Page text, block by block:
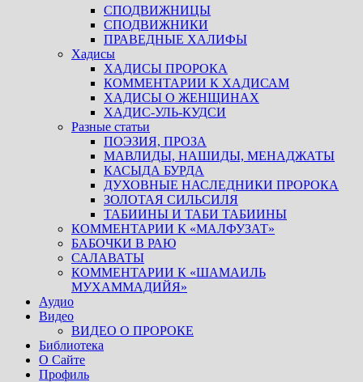
СПОДВИЖНИЦЫ
СПОДВИЖНИКИ
ПРАВЕДНЫЕ ХАЛИФЫ
Хадисы
ХАДИСЫ ПРОРОКА
КОММЕНТАРИИ К ХАДИСАМ
ХАДИСЫ О ЖЕНЩИНАХ
ХАДИС-УЛЬ-КУДСИ
Разные статьи
ПОЭЗИЯ, ПРОЗА
МАВЛИДЫ, НАШИДЫ, МЕНАДЖАТЫ
КАСЫДА БУРДА
ДУХОВНЫЕ НАСЛЕДНИКИ ПРОРОКА
ЗОЛОТАЯ СИЛЬСИЛЯ
ТАБИИНЫ И ТАБИ ТАБИИНЫ
КОММЕНТАРИИ К «МАЛФУЗАТ»
БАБОЧКИ В РАЮ
САЛАВАТЫ
КОММЕНТАРИИ К «ШАМАИЛЬ
МУХАММАДИЙЯ»
Аудио
Видео
ВИДЕО О ПРОРОКЕ
Библиотека
О Сайте
Профиль